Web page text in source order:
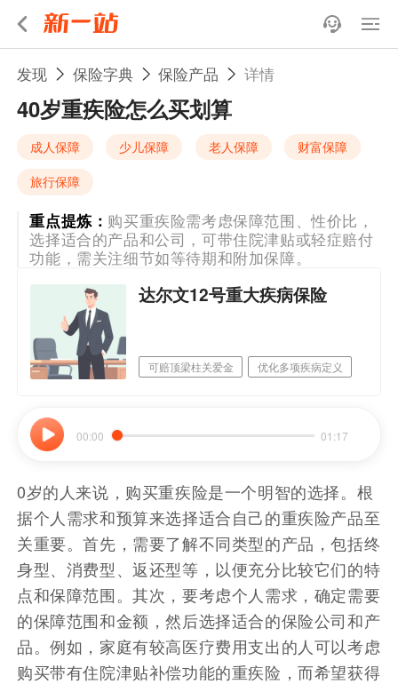
发现 保险字典 保险产品 详情
40岁重疾险怎么买划算
成人保障 少儿保障 老人保障
财富保障
旅行保障
重点提炼： 购买重疾险需考虑保障范围、性价比，
选择适合的产品和公司，可带住院津贴或轻症赔付
功能，需关注细节如等待期和附加保障。
达尔文12号重大疾病保险
可赔顶梁柱关爱金 优化多项疾病定义
00:00 01:17
0岁的人来说，购买重疾险是一个明智的选择。根
据个人需求和预算来选择适合自己的重疾险产品至
关重要。首先，需要了解不同类型的产品，包括终
身型、消费型、返还型等，以便充分比较它们的特
点和保障范围。其次，要考虑个人需求，确定需要
的保障范围和金额，然后选择适合的保险公司和产
品。例如，家庭有较高医疗费用支出的人可以考虑
购买带有住院津贴补偿功能的重疾险，而希望获得